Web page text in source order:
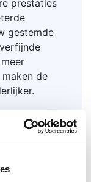
prestaties
gestemde
de
een